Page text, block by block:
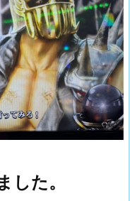
した。